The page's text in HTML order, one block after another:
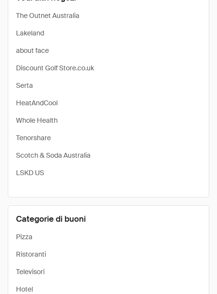
The Outnet Australia
Lakeland
about face
Discount Golf Store.co.uk
Serta
HeatAndCool
Whole Health
Tenorshare
Scotch & Soda Australia
LSKD US
Categorie di buoni
Pizza
Ristoranti
Televisori
Hotel